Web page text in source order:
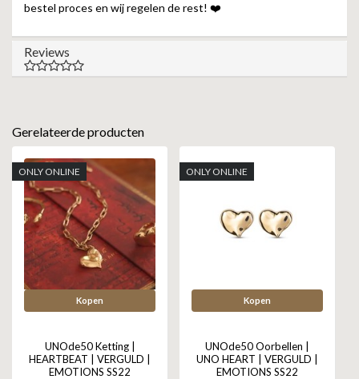
bestel proces en wij regelen de rest! ❤️
Reviews
Gerelateerde producten
ONLY ONLINE
Kopen
UNOde50 Ketting |
HEARTBEAT | VERGULD |
EMOTIONS SS22
ONLY ONLINE
Kopen
UNOde50 Oorbellen |
UNO HEART | VERGULD |
EMOTIONS SS22